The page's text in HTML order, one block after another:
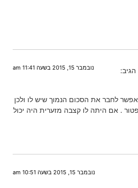
הגיב: נובמבר 15, 2015 בשעה 11:41 am
לחבר את הסכום הנמוך שיש לו ולכן
. אם היתה לו קצבה מזערית היה יכול
נובמבר 15, 2015 בשעה 10:51 am